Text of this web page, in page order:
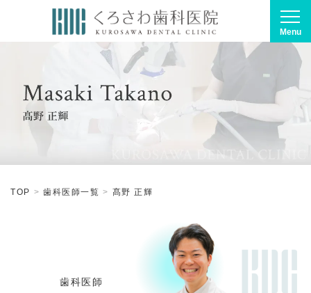
Menu
TOP 歯科医師一覧 髙野 正輝
歯科医師